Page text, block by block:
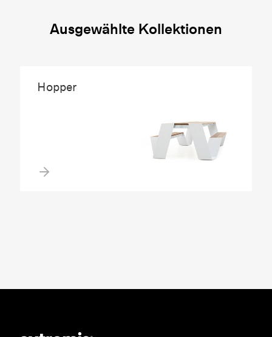
Ausgewählte Kollektionen
Hopper